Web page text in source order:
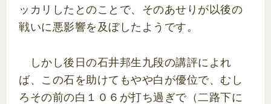
ッカリしたとのことで、そのあせりが以後の
戦いに悪影響を及ぼしたようです。
しかし後日の石井邦生九段の講評によれ
ば、この石を助けてもやや白が優位で、むし
ろその前の白１０６が打ち過ぎで（二路下に